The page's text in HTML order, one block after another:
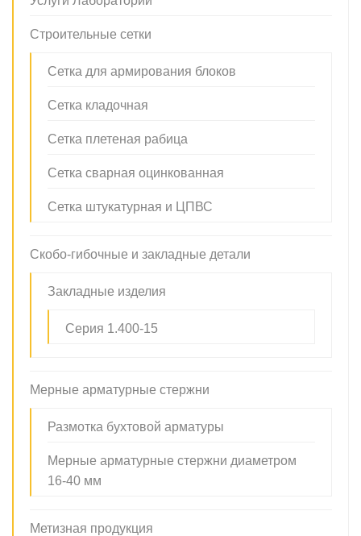
Строительные сетки
Сетка для армирования блоков
Сетка кладочная
Сетка плетеная рабица
Сетка сварная оцинкованная
Сетка штукатурная и ЦПВС
Скобо-гибочные и закладные детали
Закладные изделия
Серия 1.400-15
Мерные арматурные стержни
Размотка бухтовой арматуры
Мерные арматурные стержни диаметром
16-40 мм
Метизная продукция